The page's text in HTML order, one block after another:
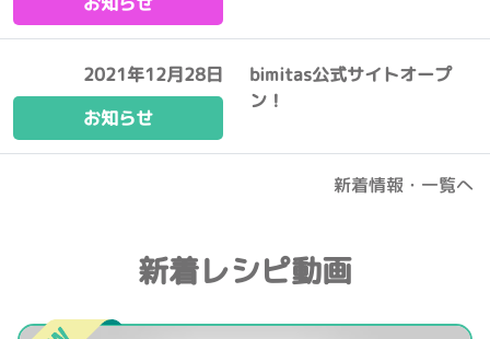
2021年12月28日
お知らせ
bimitas公式サイトオープ
ン！
新着情報・一覧へ
新着レシピ動画